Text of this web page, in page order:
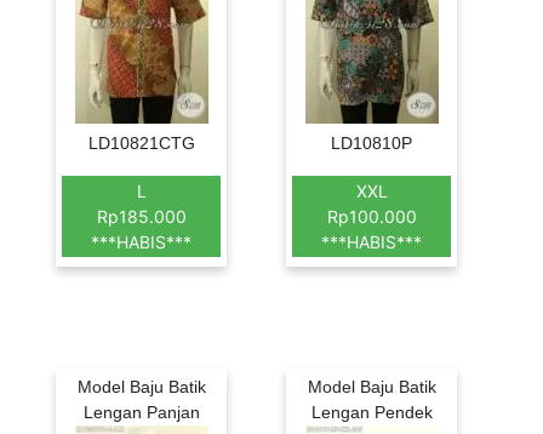
LD10821CTG
L
Rp185.000
***HABIS***
LD10810P
XXL
Rp100.000
***HABIS***
Model Baju Batik
Lengan Panjan
Model Baju Batik
Lengan Pendek